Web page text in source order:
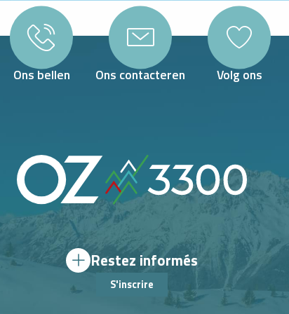
Ons bellen Ons contacteren Volg ons
Restez informés
S'inscrire